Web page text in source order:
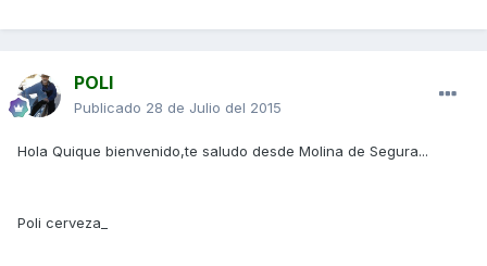
POLI
Publicado 28 de Julio del 2015
Hola Quique bienvenido,te saludo desde Molina de Segura...
Poli cerveza_